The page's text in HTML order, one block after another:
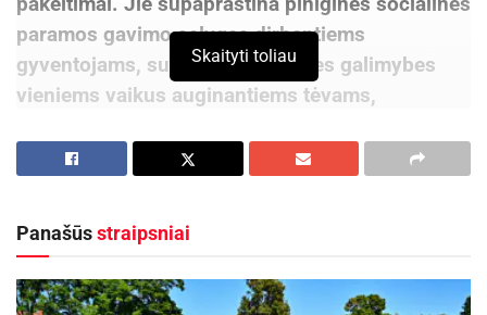
paramos gavimo sąlygas dirbantiems
gyventojams, sudaro palankesnes galimybes
vieniems vaikus auginantiems tėvams,
gyventojams, pradėjusiems dirbti.
reikalavimo dirbantiems asmenims dirbti ne
laiko trukmės. Nuo šiol gyventojai, dirbantys ne
Skaityti toliau
Panašūsstraipsniai